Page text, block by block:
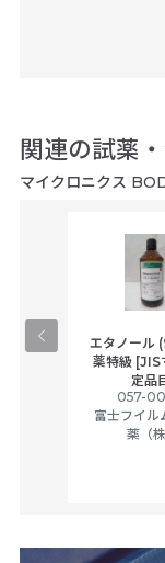
関連の試薬
マイクロニクス
エタノール
薬特級 [JIS
定品
057-
富士フイル
薬（株